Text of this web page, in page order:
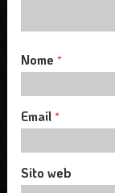
Nome*
Email*
Sito web